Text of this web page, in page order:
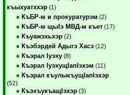
къыхуатххэр (1)
КъБР-м и прокуратурэм (2)
КъБР-м щыIэ МВД-м къет (17)
Къуажэхьхэр (2)
Къэбэрдей Адыгэ Хасэ (12)
Къэрал Iуэху (8)
Къэрал IуэхущIапIэхэм (11)
Къэрал къулыкъущIапIэхэр
(52)
КъэхъукъащIэхэр (3)